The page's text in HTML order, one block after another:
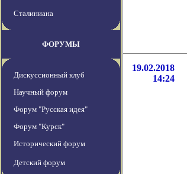
Сталиниана
ФОРУМЫ
Дискуссионный клуб
Научный форум
Форум "Русская идея"
Форум "Курск"
Исторический форум
Детский форум
19.02.2018
14:24